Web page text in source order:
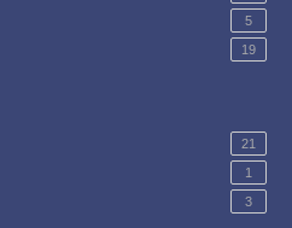
5
19
21
1
3